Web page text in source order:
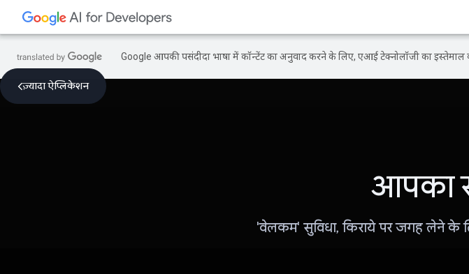
Google आपकी पसंदीदा भाषा में कॉन्टेंट का अनुवाद करने के लिए, एआई टेक्नोलॉजी का इस्तेमाल
ज़्यादा ऐप्लिकेशन
आपका
'वेलकम' सुविधा, किराये पर जगह लेने के